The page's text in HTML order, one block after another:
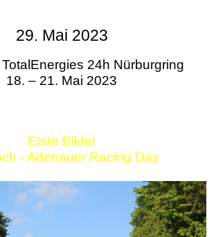
29. Mai 2023
24h Nürburgring
18. – 21. Mai 2023
Erste Bilder
- Adenauer Racing Day